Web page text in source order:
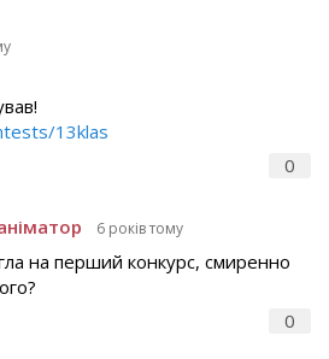
0
13klas
6 років тому
0
на перший конкурс, смиренно